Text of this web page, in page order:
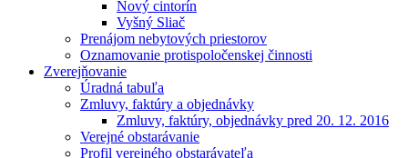
Nový cintorín
Vyšný Sliač
Prenájom nebytových priestorov
Oznamovanie protispoločenskej činnosti
Zverejňovanie
Úradná tabuľa
Zmluvy, faktúry a objednávky
Zmluvy, faktúry, objednávky pred 20. 12. 2016
Verejné obstarávanie
Profil verejného obstarávateľa